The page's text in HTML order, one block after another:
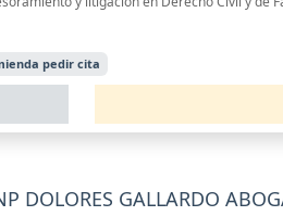
pedir cita
GALLARDO